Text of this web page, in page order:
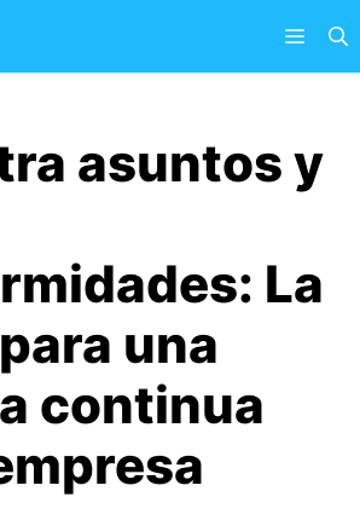
Menú
asuntos y
La
una
continua